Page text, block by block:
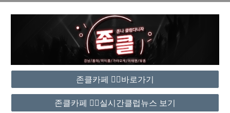
존클카페 ❤️‍🔥바로가기
존클카페 ❤️‍🔥실시간클럽뉴스 보기